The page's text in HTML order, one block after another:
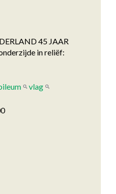
45 JAAR
in reliëf:
vlag